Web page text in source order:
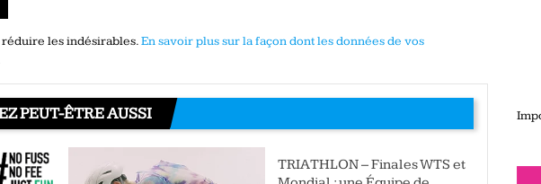
les indésirables.En savoir plus sur la façon dont les données de vos
PEUT-ÊTRE AUSSI
TRIATHLON – Finales WTS et